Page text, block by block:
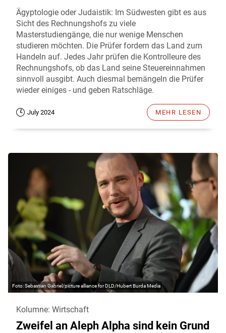
Ägyptologie oder Judaistik: Im Südwesten gibt es aus
Sicht des Rechnungshofs zu viele
Masterstudiengänge, die nur wenige Menschen
studieren möchten. Die Prüfer fordern das Land zum
Handeln auf. Jedes Jahr prüfen die Kontrolleure des
Rechnungshofs, ob das Land seine Steuereinnahmen
sinnvoll ausgibt. Auch diesmal bemängeln die Prüfer
wieder einiges - und geben Ratschläge.
July 2024 MEHR LESEN
Sebastian Gabriel/picture alliance for DLD/Hubert Burda Media
Kolumne: Wirtschaft
Zweifel an Aleph Alpha sind kein Grund